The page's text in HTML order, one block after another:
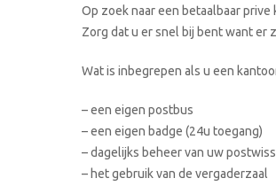
Op zoek naar een betaalbaar
Zorg dat u er snel bij bent want er
Wat is inbegrepen als u een
– een eigen postbus
– een eigen badge (24u toegang)
– dagelijks beheer van uw
– het gebruik van de vergaderzaal